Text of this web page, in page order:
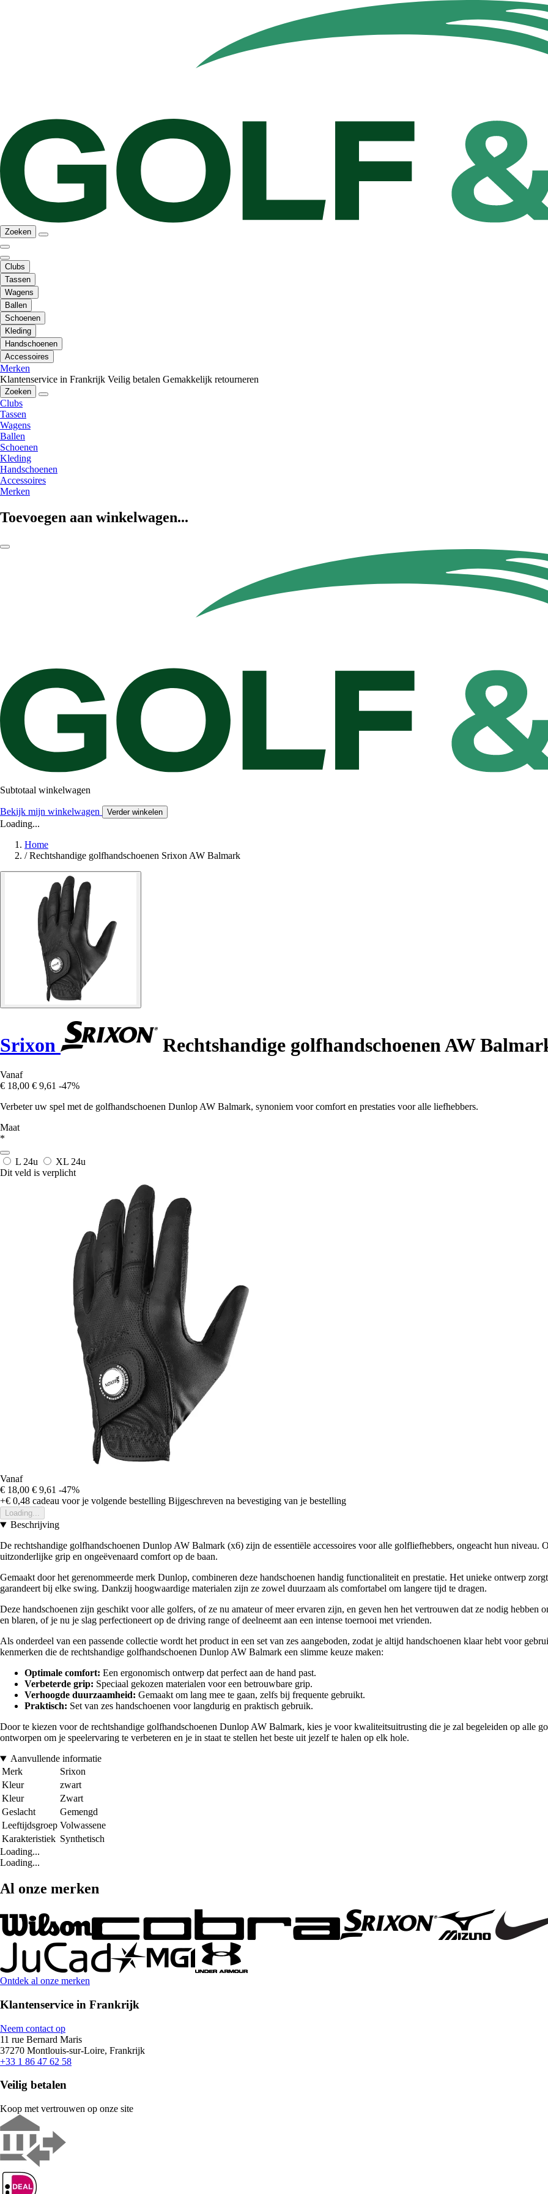
Zoeken
Clubs
Tassen
Wagens
Ballen
Schoenen
Kleding
Handschoenen
Accessoires
Merken
Klantenservice in Frankrijk Veilig betalen Gemakkelijk retourneren
Zoeken
Clubs
Tassen
Wagens
Ballen
Schoenen
Kleding
Handschoenen
Accessoires
Merken
Toevoegen aan winkelwagen...
Subtotaal winkelwagen
Bekijk mijn winkelwagen Verder winkelen
Loading...
Home
/ Rechtshandige golfhandschoenen Srixon AW Balmark
Srixon Rechtshandige golfhandschoenen AW
Vanaf
€ 18,00 € 9,61 -47%
Verbeter uw spel met de golfhandschoenen Dunlop AW Balmark, synoniem voor comfort en prestaties voor alle liefhebbers.
Maat
*
L 24u XL 24u
Dit veld is verplicht
Vanaf
€ 18,00 € 9,61 -47%
+€ 0,48 cadeau voor je volgende bestelling Bijgeschreven na bevestiging van je bestelling
Loading...
Beschrijving
De rechtshandige golfhandschoenen Dunlop AW Balmark (x6) zijn de essentiële accessoires voor alle golfliefhebbers, ongeacht hun niveau.
uitzonderlijke grip en ongeëvenaard comfort op de baan.
Gemaakt door het gerenommeerde merk Dunlop, combineren deze handschoenen handig functionaliteit en prestatie. Het unieke ontwerp
garandeert bij elke swing. Dankzij hoogwaardige materialen zijn ze zowel duurzaam als comfortabel om langere tijd te dragen.
Deze handschoenen zijn geschikt voor alle golfers, of ze nu amateur of meer ervaren zijn, en geven hen het vertrouwen dat ze nodig hebben
en blaren, of je nu je slag perfectioneert op de driving range of deelneemt aan een intense toernooi met vrienden.
Als onderdeel van een passende collectie wordt het product in een set van zes aangeboden, zodat je altijd handschoenen klaar hebt voor
kenmerken die de rechtshandige golfhandschoenen Dunlop AW Balmark een slimme keuze maken:
Optimale comfort: Een ergonomisch ontwerp dat perfect aan de hand past.
Verbeterde grip: Speciaal gekozen materialen voor een betrouwbare grip.
Verhoogde duurzaamheid: Gemaakt om lang mee te gaan, zelfs bij frequente gebruikt.
Praktisch: Set van zes handschoenen voor langdurig en praktisch gebruik.
Door te kiezen voor de rechtshandige golfhandschoenen Dunlop AW Balmark, kies je voor kwaliteitsuitrusting die je zal begeleiden op alle
ontworpen om je speelervaring te verbeteren en je in staat te stellen het beste uit jezelf te halen op elk hole.
Aanvullende informatie
Merk
Srixon
Kleur
zwart
Kleur
Zwart
Geslacht
Gemengd
Leeftijdsgroep Volwassene
Karakteristiek Synthetisch
Loading...
Loading...
Al onze merken
Ontdek al onze merken
Klantenservice in Frankrijk
Neem contact op
11 rue Bernard Maris
37270 Montlouis-sur-Loire, Frankrijk
+33 1 86 47 62 58
Veilig betalen
Koop met vertrouwen op onze site